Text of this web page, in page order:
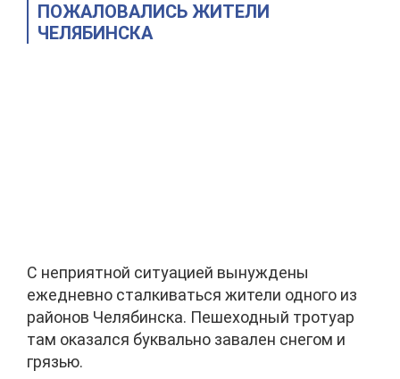
ПОЖАЛОВАЛИСЬ ЖИТЕЛИ
ЧЕЛЯБИНСКА
С неприятной ситуацией вынуждены
ежедневно сталкиваться жители одного из
районов Челябинска. Пешеходный тротуар
там оказался буквально завален снегом и
грязью.